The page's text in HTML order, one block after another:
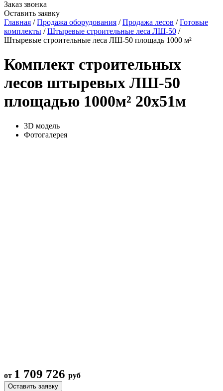
Заказ звонка
Оставить заявку
Главная /Продажа оборудования /Продажа лесов /Готовые
комплекты /Штыревые строительные леса ЛШ-50 /
Штыревые строительные леса ЛШ-50 площадь 1000 м²
Комплект строительных
лесов штыревых ЛШ-50
площадью 1000м² 20х51м
3D модель
Фотогалерея
от 1 709 726 руб
Оставить заявку